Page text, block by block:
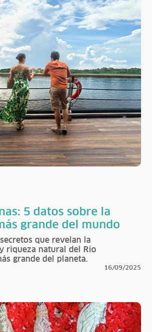
5 datos sobre la
grande del mundo
que revelan la
riqueza natural del Río
grande del planeta.
16/09/2025